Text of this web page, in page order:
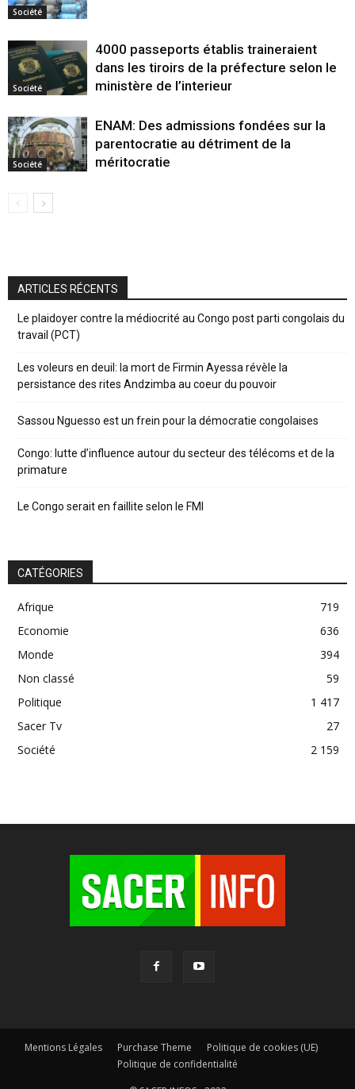
Société
Société
4000 passeports établis traineraient
dans les tiroirs de la préfecture selon le
ministère de l’interieur
Société
ENAM: Des admissions fondées sur la
parentocratie au détriment de la
méritocratie
ARTICLES RÉCENTS
Le plaidoyer contre la médiocrité au Congo post parti congolais du
travail (PCT)
Les voleurs en deuil: la mort de Firmin Ayessa révèle la
persistance des rites Andzimba au coeur du pouvoir
Sassou Nguesso est un frein pour la démocratie congolaises
Congo: lutte d’influence autour du secteur des télécoms et de la
primature
Le Congo serait en faillite selon le FMI
CATÉGORIES
Afrique
719
Economie
636
Monde
394
Non classé
59
Politique
1 417
Sacer Tv
27
Société
2 159
Mentions Légales Purchase Theme
Politique de cookies (UE)
Politique de confidentialité